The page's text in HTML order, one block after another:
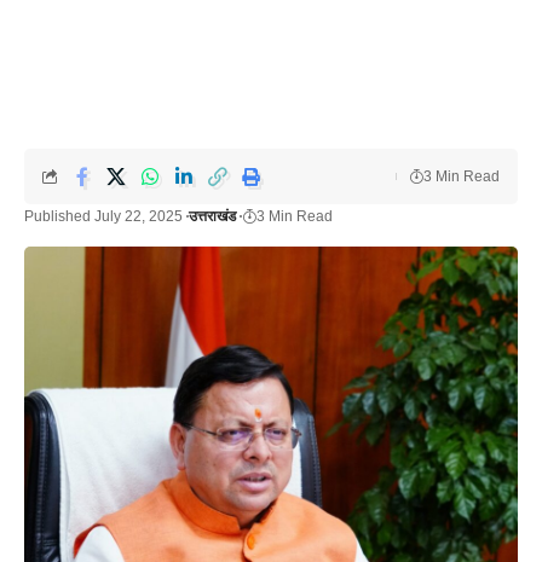
Published July 22, 2025 उत्तराखंड 3 Min Read
3 Min Read